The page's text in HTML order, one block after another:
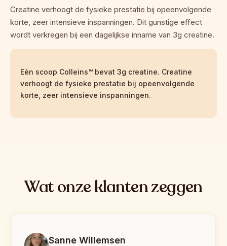
Creatine verhoogt de fysieke prestatie bij opeenvolgende
korte, zeer intensieve inspanningen. Dit gunstige effect
wordt verkregen bij een dagelijkse inname van 3g creatine.
Eén scoop Colleins™ bevat 3g creatine. Creatine
verhoogt de fysieke prestatie bij opeenvolgende
korte, zeer intensieve inspanningen.
Wat onze klanten zeggen
Sanne Willemsen